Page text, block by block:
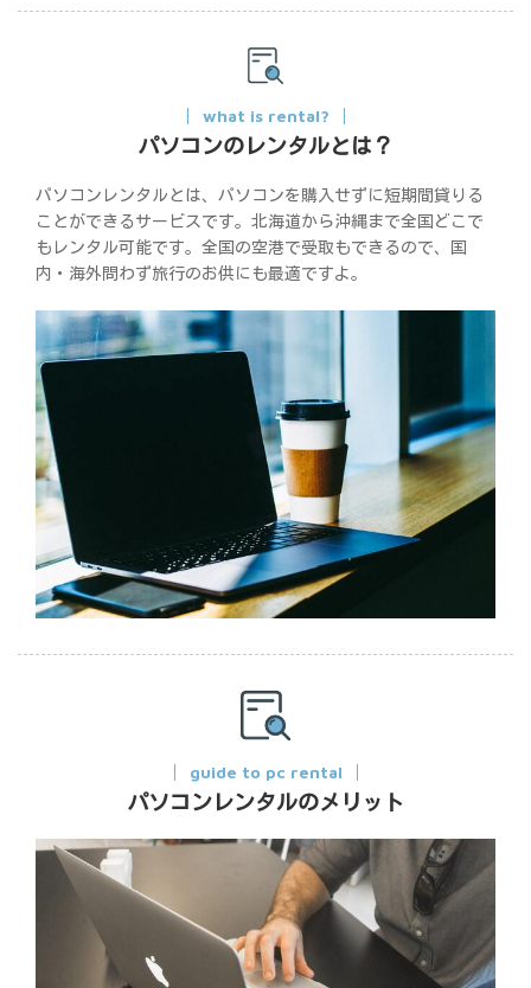
what is rental?
パソコンのレンタルとは？
パソコンレンタルとは、パソコンを購入せずに短期間貸りる
ことができるサービスです。北海道から沖縄まで全国どこで
もレンタル可能です。全国の空港で受取もできるので、国
内・海外問わず旅行のお供にも最適ですよ。
guide to pc rental
パソコンレンタルのメリット